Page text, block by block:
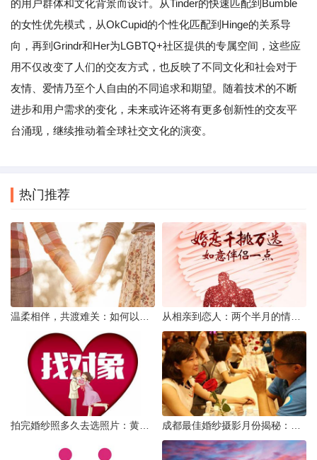
的用户群体和文化背景而设计。从Tinder的快速匹配到Bumble
的女性优先模式，从OkCupid的个性化匹配到Hinge的关系导
向，再到Grindr和Her为LGBTQ+社区提供的专属空间，这些应
用不仅改变了人们的交友方式，也反映了不同文化和社会对于
友情、爱情乃至个人自由的不同追求和期望。随着技术的不断
进步和用户需求的变化，未来或许还将有更多创新性的交友平
台涌现，继续推动着全球社交文化的演变。
热门推荐